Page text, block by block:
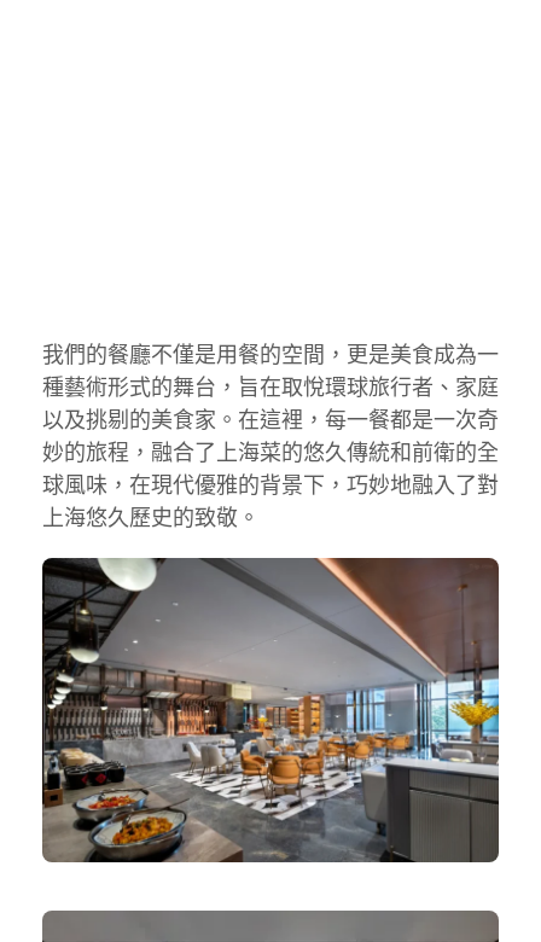
我們的餐廳不僅是用餐的空間，更是美食成為一
種藝術形式的舞台，旨在取悅環球旅行者、家庭
以及挑剔的美食家。在這裡，每一餐都是一次奇
妙的旅程，融合了上海菜的悠久傳統和前衛的全
球風味，在現代優雅的背景下，巧妙地融入了對
上海悠久歷史的致敬。